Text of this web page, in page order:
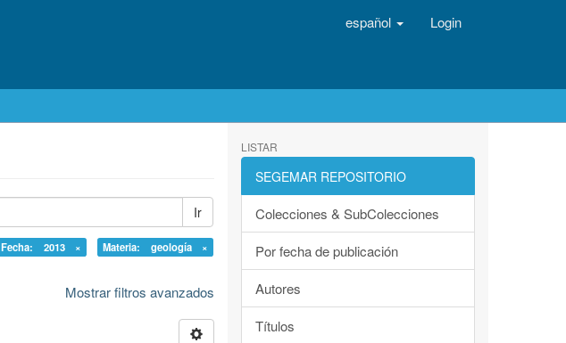
español Login
Ir
Fecha: 2013 ×
Materia: geología ×
Mostrar filtros avanzados
LISTAR
SEGEMAR REPOSITORIO
Colecciones & SubColecciones
Por fecha de publicación
Autores
Títulos